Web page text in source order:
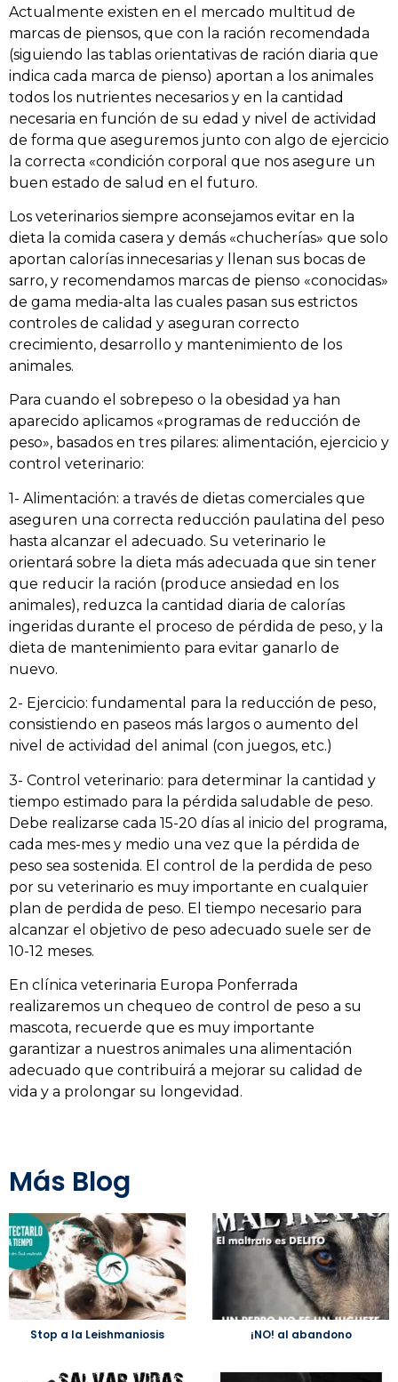
Actualmente existen en el mercado multitud de
marcas de piensos, que con la ración recomendada
(siguiendo las tablas orientativas de ración diaria que
indica cada marca de pienso) aportan a los animales
todos los nutrientes necesarios y en la cantidad
necesaria en función de su edad y nivel de actividad
de forma que aseguremos junto con algo de ejercicio
la correcta «condición corporal que nos asegure un
buen estado de salud en el futuro.
Los veterinarios siempre aconsejamos evitar en la
dieta la comida casera y demás «chucherías» que solo
aportan calorías innecesarias y llenan sus bocas de
sarro, y recomendamos marcas de pienso «conocidas»
de gama media-alta las cuales pasan sus estrictos
controles de calidad y aseguran correcto
crecimiento, desarrollo y mantenimiento de los
animales.
Para cuando el sobrepeso o la obesidad ya han
aparecido aplicamos «programas de reducción de
peso», basados en tres pilares: alimentación, ejercicio y
control veterinario:
1- Alimentación: a través de dietas comerciales que
aseguren una correcta reducción paulatina del peso
hasta alcanzar el adecuado. Su veterinario le
orientará sobre la dieta más adecuada que sin tener
que reducir la ración (produce ansiedad en los
animales), reduzca la cantidad diaria de calorías
ingeridas durante el proceso de pérdida de peso, y la
dieta de mantenimiento para evitar ganarlo de
nuevo.
2- Ejercicio: fundamental para la reducción de peso,
consistiendo en paseos más largos o aumento del
nivel de actividad del animal (con juegos, etc.)
3- Control veterinario: para determinar la cantidad y
tiempo estimado para la pérdida saludable de peso.
Debe realizarse cada 15-20 días al inicio del programa,
cada mes-mes y medio una vez que la pérdida de
peso sea sostenida. El control de la perdida de peso
por su veterinario es muy importante en cualquier
plan de perdida de peso. El tiempo necesario para
alcanzar el objetivo de peso adecuado suele ser de
10-12 meses.
En clínica veterinaria Europa Ponferrada
realizaremos un chequeo de control de peso a su
mascota, recuerde que es muy importante
garantizar a nuestros animales una alimentación
adecuado que contribuirá a mejorar su calidad de
vida y a prolongar su longevidad.
Más Blog
Stop a la Leishmaniosis ¡NO! al abandono